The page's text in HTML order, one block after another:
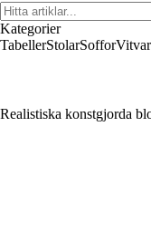
Kategorier
TabellerStolarSoffor
Realistiska konstgjorda